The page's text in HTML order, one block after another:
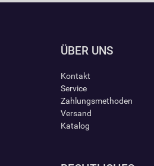
ÜBER UNS
Kontakt
Service
Zahlungsmethoden
Versand
Katalog